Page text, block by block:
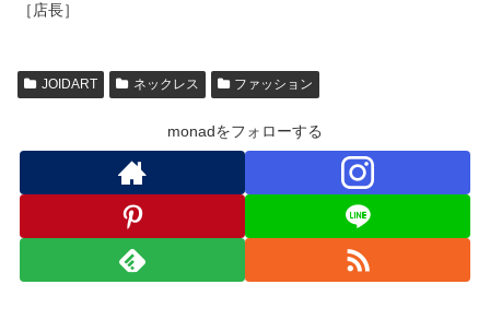
［店長］
JOIDART ネックレス ファッション
monadをフォローする